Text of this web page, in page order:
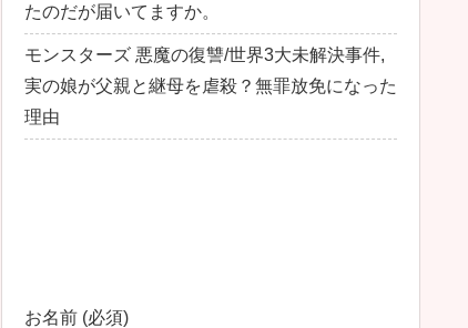
たのだが届いてますか。
モンスターズ 悪魔の復讐/世界3大未解決事件,
実の娘が父親と継母を虐殺？無罪放免になった
理由
お名前 (必須)